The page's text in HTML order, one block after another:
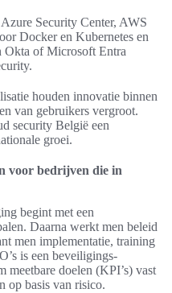
Security Center, AWS
Docker en Kubernetes en
Okta of Microsoft Entra
houden innovatie binnen
van gebruikers vergroot.
security België een
groei.
voor bedrijven die in
begint met een
Daarna werkt men beleid
men implementatie, training
is een beveiligings-
meetbare doelen (KPI’s) vast
op basis van risico.